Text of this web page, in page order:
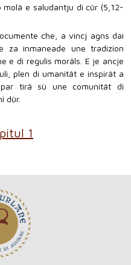
e saludantju di cûr (5,12-
che, a vincj agns dai
inmaneade une tradizion
e di regulis morâls. E je ancje
plen di umanitât e inspirât a
tirâ sù une comunitât di
dûr.
1